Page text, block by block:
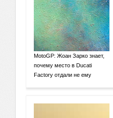
MotoGP: Жоан Зарко знает,
почему место в Ducati
Factory отдали не ему